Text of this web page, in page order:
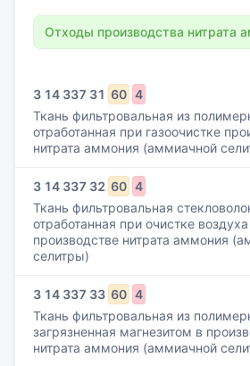
Отходы производства нитрата
3 14 337 31 60 4
Ткань фильтровальная из
отработанная при газоочистке
нитрата аммония (аммиачной
3 14 337 32 60 4
Ткань фильтровальная
отработанная при очистке
производстве нитрата аммония
селитры)
3 14 337 33 60 4
Ткань фильтровальная из
загрязненная магнезитом в
нитрата аммония (аммиачной